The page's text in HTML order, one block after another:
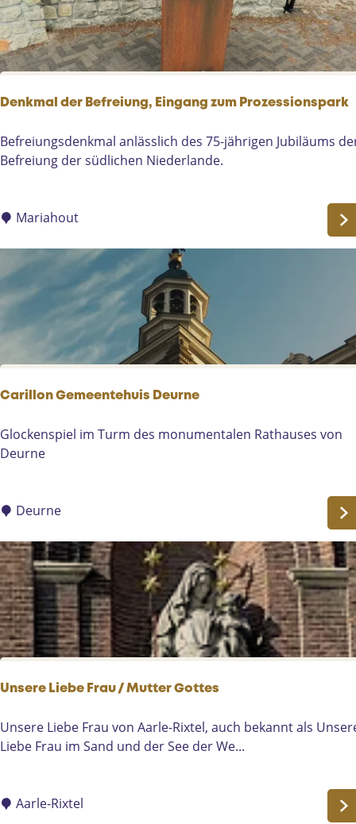
n
?
u
i
s
-
K
r
k
r
a
a
1
l
o
d
Denkmal der Befreiung, Eingang zum Prozessionspark
D
e
m
d
e
B
f
r
i
u
E
i
n
g
a
n
g
z
m
r
o
s
Befreiungsdenkmal anlässlich des 75-jährigen Jubiläums
Befreiung der südlichen Niederlande.
Mariahout
Carillon Gemeentehuis Deurne
C
a
l
o
n
G
e
m
e
e
n
e
h
s
D
Glockenspiel im Turm des monumentalen Rathauses von
Deurne
Deurne
Unsere Liebe Frau / Mutter Gottes
U
n
r
Unsere Liebe Frau von Aarle-Rixtel, auch bekannt als
Liebe Frau im Sand und der See der We...
Aarle-Rixtel